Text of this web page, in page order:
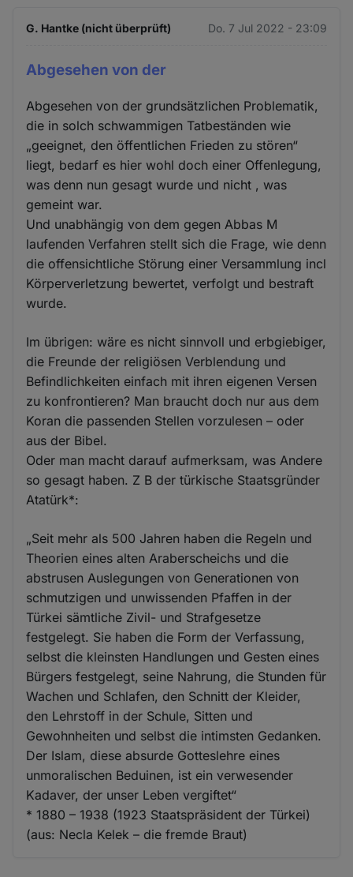
G. Hantke (nicht überprüft) Do. 7 Jul 2022 - 23:09
Abgesehen von der
Abgesehen von der grundsätzlichen Problematik,
die in solch schwammigen Tatbeständen wie
„geeignet, den öffentlichen Frieden zu stören“
liegt, bedarf es hier wohl doch einer Offenlegung,
was denn nun gesagt wurde und nicht , was
gemeint war.
Und unabhängig von dem gegen Abbas M
laufenden Verfahren stellt sich die Frage, wie denn
die offensichtliche Störung einer Versammlung incl
Körperverletzung bewertet, verfolgt und bestraft
wurde.
Im übrigen: wäre es nicht sinnvoll und erbgiebiger,
die Freunde der religiösen Verblendung und
Befindlichkeiten einfach mit ihren eigenen Versen
zu konfrontieren? Man braucht doch nur aus dem
Koran die passenden Stellen vorzulesen – oder
aus der Bibel.
Oder man macht darauf aufmerksam, was Andere
so gesagt haben. Z B der türkische Staatsgründer
Atatürk*:
„Seit mehr als 500 Jahren haben die Regeln und
Theorien eines alten Araberscheichs und die
abstrusen Auslegungen von Generationen von
schmutzigen und unwissenden Pfaffen in der
Türkei sämtliche Zivil- und Strafgesetze
festgelegt. Sie haben die Form der Verfassung,
selbst die kleinsten Handlungen und Gesten eines
Bürgers festgelegt, seine Nahrung, die Stunden für
Wachen und Schlafen, den Schnitt der Kleider,
den Lehrstoff in der Schule, Sitten und
Gewohnheiten und selbst die intimsten Gedanken.
Der Islam, diese absurde Gotteslehre eines
unmoralischen Beduinen, ist ein verwesender
Kadaver, der unser Leben vergiftet“
* 1880 – 1938 (1923 Staatspräsident der Türkei)
(aus: Necla Kelek – die fremde Braut)